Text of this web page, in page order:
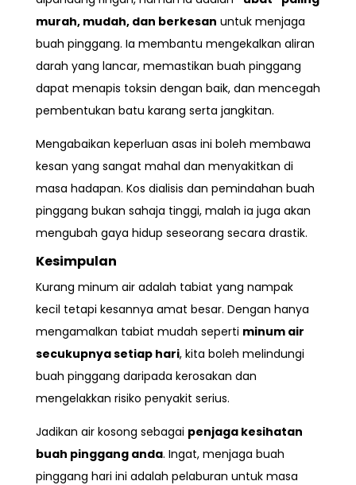
murah, mudah, dan berkesan untuk menjaga
buah pinggang. Ia membantu mengekalkan aliran
darah yang lancar, memastikan buah pinggang
dapat menapis toksin dengan baik, dan mencegah
pembentukan batu karang serta jangkitan.
Mengabaikan keperluan asas ini boleh membawa
kesan yang sangat mahal dan menyakitkan di
masa hadapan. Kos dialisis dan pemindahan buah
pinggang bukan sahaja tinggi, malah ia juga akan
mengubah gaya hidup seseorang secara drastik.
Kesimpulan
Kurang minum air adalah tabiat yang nampak
kecil tetapi kesannya amat besar. Dengan hanya
mengamalkan tabiat mudah seperti minum air
secukupnya setiap hari, kita boleh melindungi
buah pinggang daripada kerosakan dan
mengelakkan risiko penyakit serius.
Jadikan air kosong sebagai penjaga kesihatan
buah pinggang anda. Ingat, menjaga buah
pinggang hari ini adalah pelaburan untuk masa